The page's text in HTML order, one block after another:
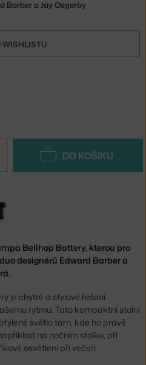
Barber a Jay Osgerby
WISHLISTU
DO KOŠÍKU
Bellhop Battery, kterou pro
designérů Edward Barber a
je chytré a stylové řešení
rytmu. Tato kompaktní stolní
světlo tam, kde ho právě
na nočním stolku, při
osvětlení při večeři.